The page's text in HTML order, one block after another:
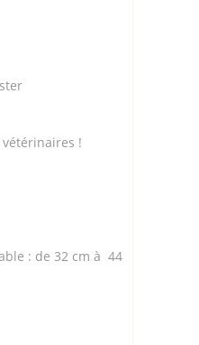
!
: de 32 cm à 44